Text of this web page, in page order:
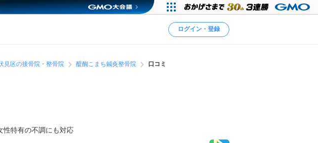
ログイン・登録
見区の接骨院・整骨院 醍醐こまち鍼灸整骨院 口コミ
性特有の不調にも対応